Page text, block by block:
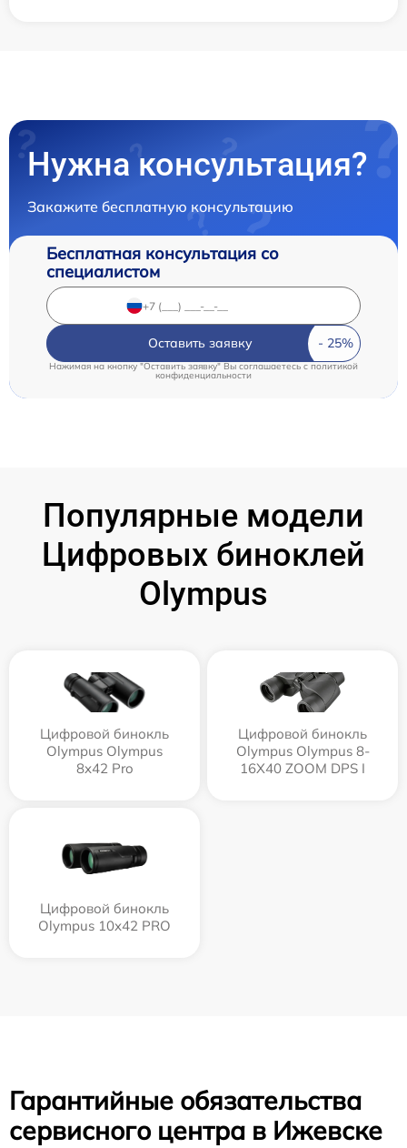
Нужна консультация?
Закажите бесплатную консультацию
Бесплатная консультация со
специалистом
Оставить заявку
Нажимая на кнопку "Оставить заявку" Вы соглашаетесь c политикой
конфиденциальности
Популярные модели
Цифровых биноклей
Olympus
Цифровой бинокль
Olympus Olympus
8x42 Pro
Цифровой бинокль
Olympus Olympus 8-
16X40 ZOOM DPS I
Цифровой бинокль
Olympus 10x42 PRO
Гарантийные обязательства
сервисного центра в Ижевске